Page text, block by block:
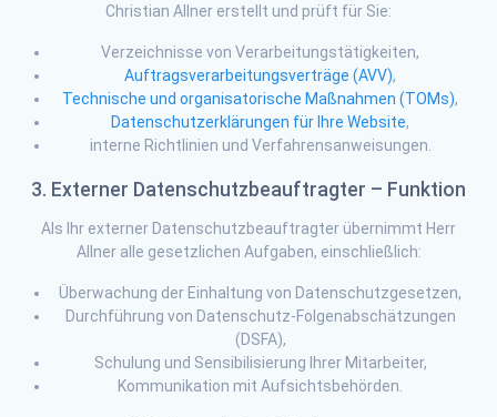
Christian Allner erstellt und prüft für Sie:
Verzeichnisse von Verarbeitungstätigkeiten,
Auftragsverarbeitungsverträge (AVV),
Technische und organisatorische Maßnahmen (TOMs),
Datenschutzerklärungen für Ihre Website,
interne Richtlinien und Verfahrensanweisungen.
3. Externer Datenschutzbeauftragter – Funktion
Als Ihr externer Datenschutzbeauftragter übernimmt Herr
Allner alle gesetzlichen Aufgaben, einschließlich:
Überwachung der Einhaltung von Datenschutzgesetzen,
Durchführung von Datenschutz-Folgenabschätzungen
(DSFA),
Schulung und Sensibilisierung Ihrer Mitarbeiter,
Kommunikation mit Aufsichtsbehörden.